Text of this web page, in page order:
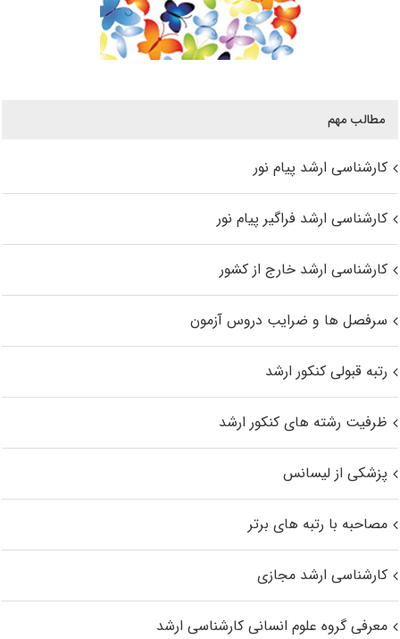
مطالب مهم
کارشناسی ارشد پیام نور
کارشناسی ارشد فراگیر پیام نور
کارشناسی ارشد خارج از کشور
سرفصل ها و ضرایب دروس آزمون
رتبه قبولی کنکور ارشد
ظرفیت رشته های کنکور ارشد
پزشکی از لیسانس
مصاحبه با رتبه های برتر
کارشناسی ارشد مجازی
معرفی گروه علوم انسانی کارشناسی ارشد